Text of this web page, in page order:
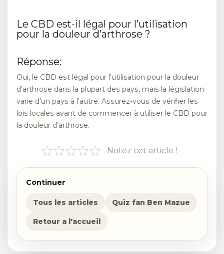
Le CBD est-il légal pour l’utilisation
pour la douleur d’arthrose ?
Réponse:
Oui, le CBD est légal pour l’utilisation pour la douleur
d’arthrose dans la plupart des pays, mais la législation
varie d’un pays à l’autre. Assurez-vous de vérifier les
lois locales avant de commencer à utiliser le CBD pour
la douleur d’arthrose.
Notez cet article !
Continuer
Tous les articles Quiz fan Ben Mazue
Retour a l'accueil